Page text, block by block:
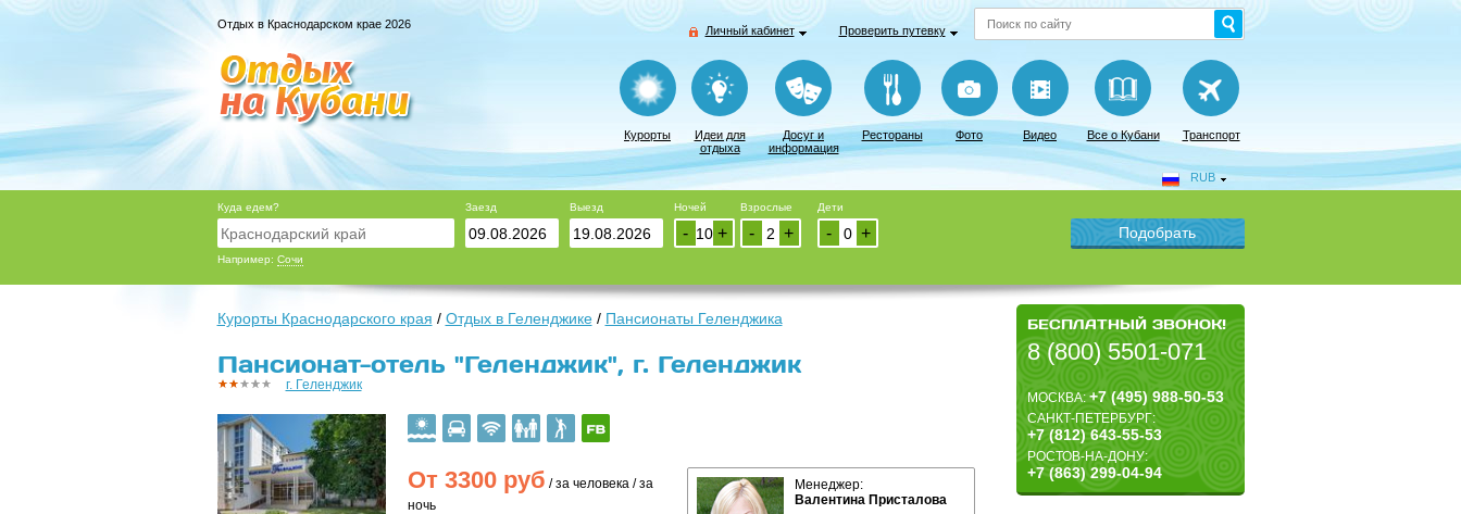
Отдых в Краснодарском крае 2026 Личный кабинет Проверить путевку
Курорты
Идеи для
отдыха
Досуг и
информация
Рестораны Фото Видео Все о Кубани Транспорт
RUB
Куда едем?
Например: Сочи
Заезд Выезд Ночей
+
-
Взрослые
+
-
Дети
+
-
БЕСПЛАТНЫЙ ЗВОНОК!
8 (800) 5501-071
МОСКВА:+7 (495) 988-50-53
САНКТ-ПЕТЕРБУРГ:
+7 (812) 643-55-53
РОСТОВ-НА-ДОНУ:
+7 (863) 299-04-94
Курорты Краснодарского края / Отдых в Геленджике/ Пансионаты Геленджика
Пансионат-отель "Геленджик", г. Геленджик
г. Геленджик
От 3300руб / за человека / за
ночь
Менеджер:
Валентина Присталова